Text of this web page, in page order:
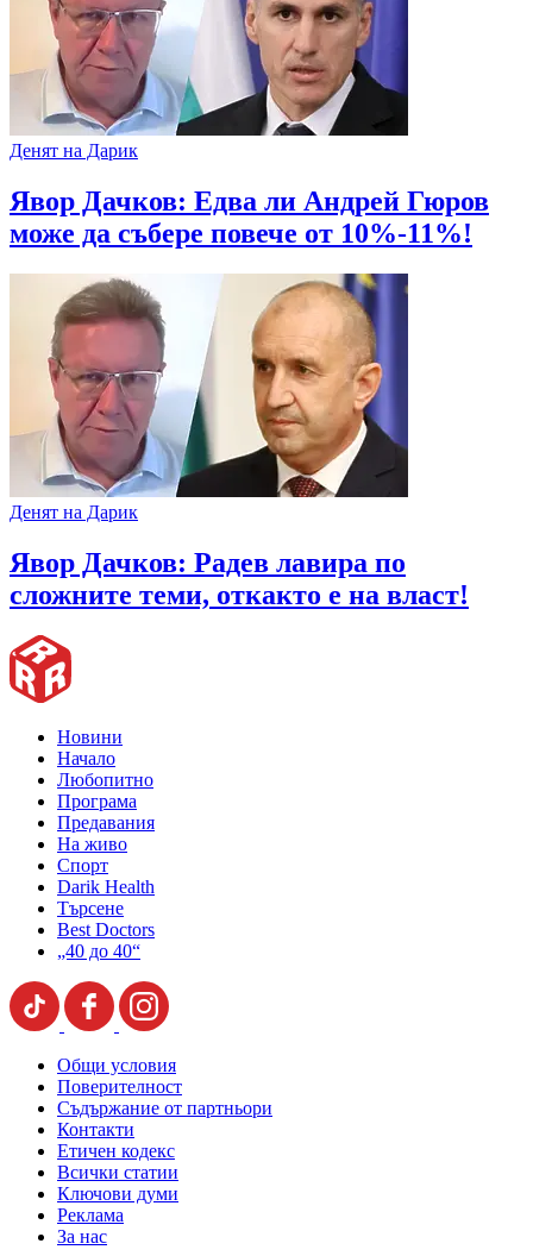
Денят на Дарик
Явор Дачков: Едва ли Андрей Гюров
може да събере повече от 10%-11%!
Денят на Дарик
Явор Дачков: Радев лавира по
сложните теми, откакто е на власт!
Новини
Начало
Любопитно
Програма
Предавания
На живо
Спорт
Darik Health
Търсене
Best Doctors
„40 до 40“
Общи условия
Поверителност
Съдържание от партньори
Контакти
Етичен кодекс
Всички статии
Ключови думи
Реклама
За нас